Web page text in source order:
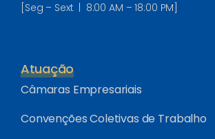
[Seg – Sext | 8:00 AM – 18:00 PM]
Atuação
Câmaras Empresariais
Convenções Coletivas de Trabalho